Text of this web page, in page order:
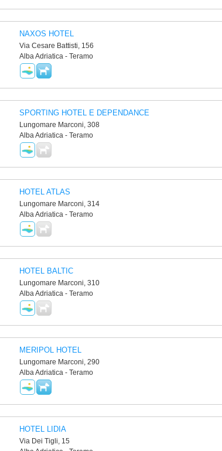
NAXOS HOTEL
Via Cesare Battisti, 156
Alba Adriatica - Teramo
SPORTING HOTEL E DEPENDANCE
Lungomare Marconi, 308
Alba Adriatica - Teramo
HOTEL ATLAS
Lungomare Marconi, 314
Alba Adriatica - Teramo
HOTEL BALTIC
Lungomare Marconi, 310
Alba Adriatica - Teramo
MERIPOL HOTEL
Lungomare Marconi, 290
Alba Adriatica - Teramo
HOTEL LIDIA
Via Dei Tigli, 15